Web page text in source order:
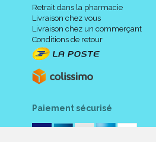
Retrait dans la pharmacie
Livraison chez vous
Livraison chez un commerçant
Conditions de retour
Paiement sécurisé